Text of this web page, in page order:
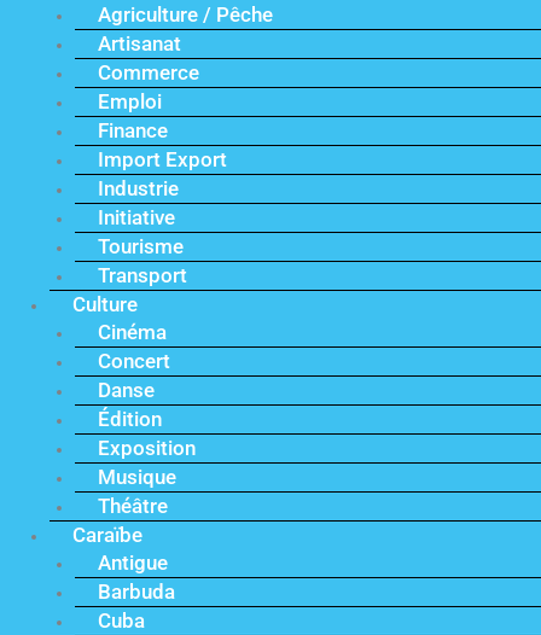
Agriculture / Pêche
Artisanat
Commerce
Emploi
Finance
Import Export
Industrie
Initiative
Tourisme
Transport
Culture
Cinéma
Concert
Danse
Édition
Exposition
Musique
Théâtre
Caraïbe
Antigue
Barbuda
Cuba